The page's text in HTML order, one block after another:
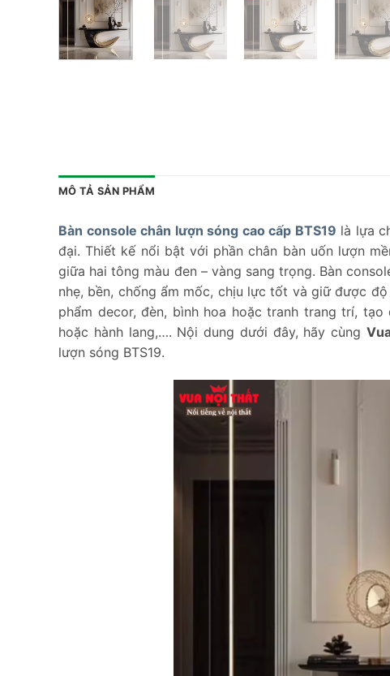
MÔ TẢ SẢN PHẨM
Bàn console chân lượn sóng cao cấp BTS19 là lựa
đại. Thiết kế nổi bật với phần chân bàn uốn lượn
giữa hai tông màu đen – vàng sang trọng. Bàn
nhẹ, bền, chống ẩm mốc, chịu lực tốt và giữ được
phẩm decor, đèn, bình hoa hoặc tranh trang trí,
hoặc hành lang,…. Nội dung dưới đây, hãy cùng
lượn sóng BTS19.